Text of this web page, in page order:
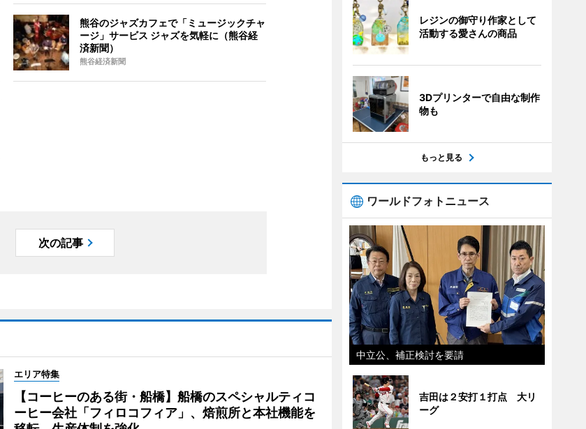
熊谷のジャズカフェで「ミュージックチャ
ージ」サービス ジャズを気軽に（熊谷経
済新聞）
熊谷経済新聞
次の記事
エリア特集
【コーヒーのある街・船橋】船橋のスペシャルティコ
ーヒー会社「フィロコフィア」、焙煎所と本社機能を
レジンの御守り作家として
活動する愛さんの商品
3Dプリンターで自由な制作
物も
もっと見る
ワールドフォトニュース
中立公、補正検討を要請
吉田は２安打１打点 大リ
ーグ